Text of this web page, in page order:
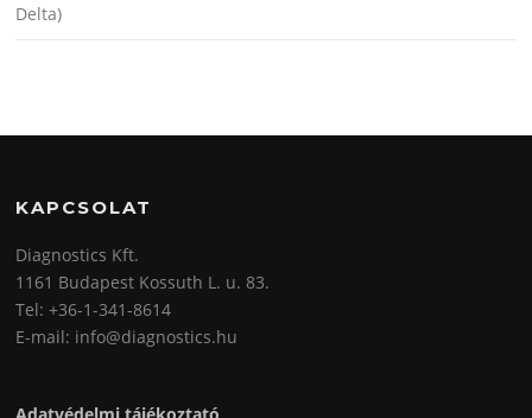
Delta)
KAPCSOLAT
Diagnostics Kft.
1161 Budapest Kossuth L. u. 83.
Tel: +36-1-341-8614
E-mail: info@diagnostics.hu